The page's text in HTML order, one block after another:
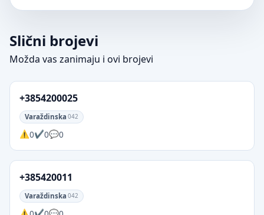
Slični brojevi
Možda vas zanimaju i ovi brojevi
+3854200025
Varaždinska 042
0 0 0
+385420011
Varaždinska 042